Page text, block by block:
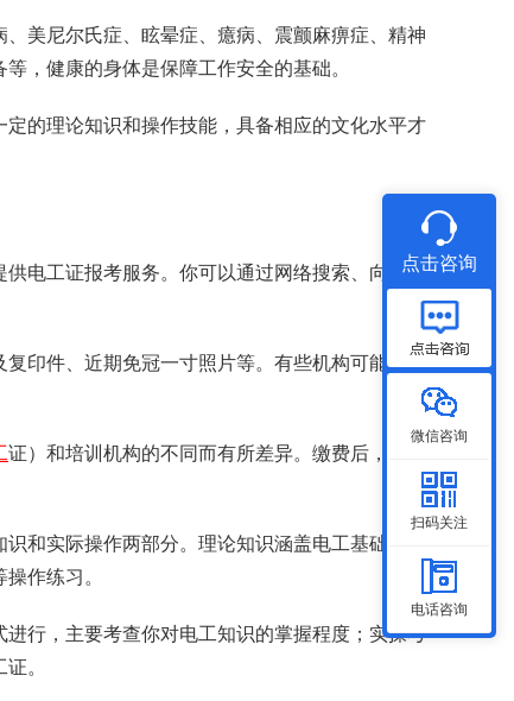
美尼尔氏症、眩晕症、癔病、震颤麻痹症、精神
，健康的身体是保障工作安全的基础。
的理论知识和操作技能，具备相应的文化水平才
电工证报考服务。你可以通过网络搜索、向同行
印件、近期免冠一寸照片等。有些机构可能还会
证）和培训机构的不同而有所差异。缴费后，培训
和实际操作两部分。理论知识涵盖电工基础、安
作练习。
行，主要考查你对电工知识的掌握程度；实操考
。
点击咨询
微信咨询
扫码关注
电话咨询